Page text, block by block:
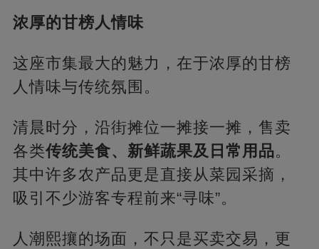
浓厚的甘榜人情味
这座市集最大的魅力，在于浓厚的甘榜
人情味与传统氛围。
清晨时分，沿街摊位一摊接一摊，售卖
各类传统美食、新鲜蔬果及日常用品。
其中许多农产品更是直接从菜园采摘，
吸引不少游客专程前来“寻味”。
人潮熙攘的场面，不只是买卖交易，更